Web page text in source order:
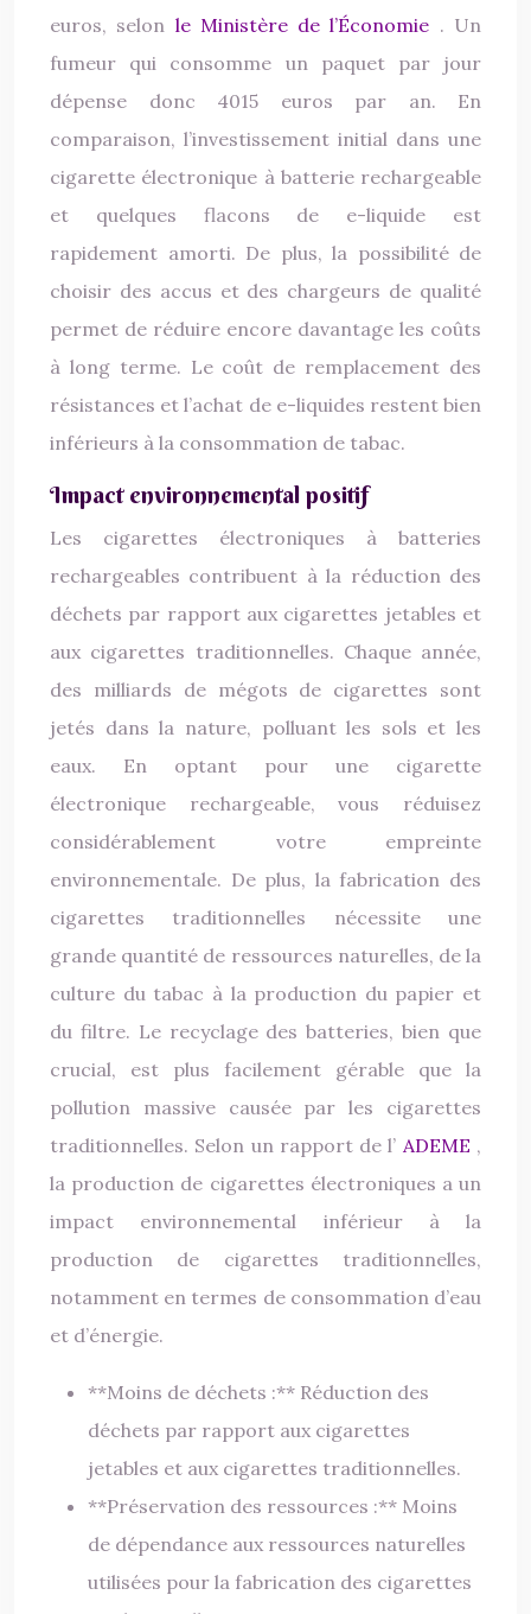
euros, selon le Ministère de l’Économie . Un
fumeur qui consomme un paquet par jour
dépense donc 4015 euros par an. En
comparaison, l’investissement initial dans une
cigarette électronique à batterie rechargeable
et quelques flacons de e-liquide est
rapidement amorti. De plus, la possibilité de
choisir des accus et des chargeurs de qualité
permet de réduire encore davantage les coûts
à long terme. Le coût de remplacement des
résistances et l’achat de e-liquides restent bien
inférieurs à la consommation de tabac.
Impact environnemental positif
Les cigarettes électroniques à batteries
rechargeables contribuent à la réduction des
déchets par rapport aux cigarettes jetables et
aux cigarettes traditionnelles. Chaque année,
des milliards de mégots de cigarettes sont
jetés dans la nature, polluant les sols et les
eaux. En optant pour une cigarette
électronique rechargeable, vous réduisez
considérablement votre empreinte
environnementale. De plus, la fabrication des
cigarettes traditionnelles nécessite une
grande quantité de ressources naturelles, de la
culture du tabac à la production du papier et
du filtre. Le recyclage des batteries, bien que
crucial, est plus facilement gérable que la
pollution massive causée par les cigarettes
traditionnelles. Selon un rapport de l’ ADEME ,
la production de cigarettes électroniques a un
impact environnemental inférieur à la
production de cigarettes traditionnelles,
notamment en termes de consommation d’eau
et d’énergie.
**Moins de déchets :** Réduction des
déchets par rapport aux cigarettes
jetables et aux cigarettes traditionnelles.
**Préservation des ressources :** Moins
de dépendance aux ressources naturelles
utilisées pour la fabrication des cigarettes